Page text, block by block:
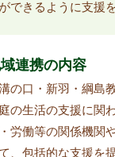
できるように支援
連携の内容
の口・新羽・綱島
の生活の支援に関
労働等の関係機関
、包括的な支援を